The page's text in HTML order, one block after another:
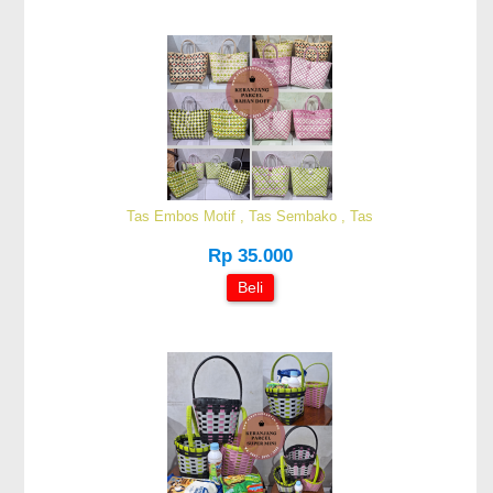
Tas Embos Motif , Tas Sembako , Tas
Rp 35.000
Beli